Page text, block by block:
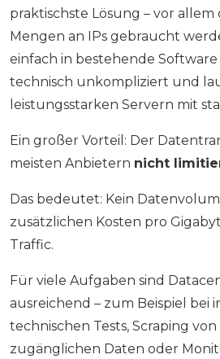
praktischste Lösung – vor
Mengen an IPs gebraucht
einfach in bestehende Software
technisch unkompliziert und
leistungsstarken Servern mit
Ein großer Vorteil: Der
meisten Anbietern nicht
Das bedeutet: Kein
zusätzlichen Kosten pro
Traffic.
Für viele Aufgaben sind
ausreichend – zum Beispiel bei
technischen Tests, Scraping
zugänglichen Daten oder